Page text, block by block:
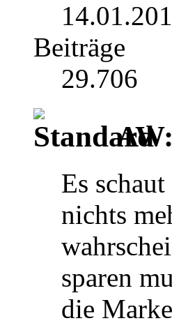
Beiträge
29.706
Es
nichts
sparen
die